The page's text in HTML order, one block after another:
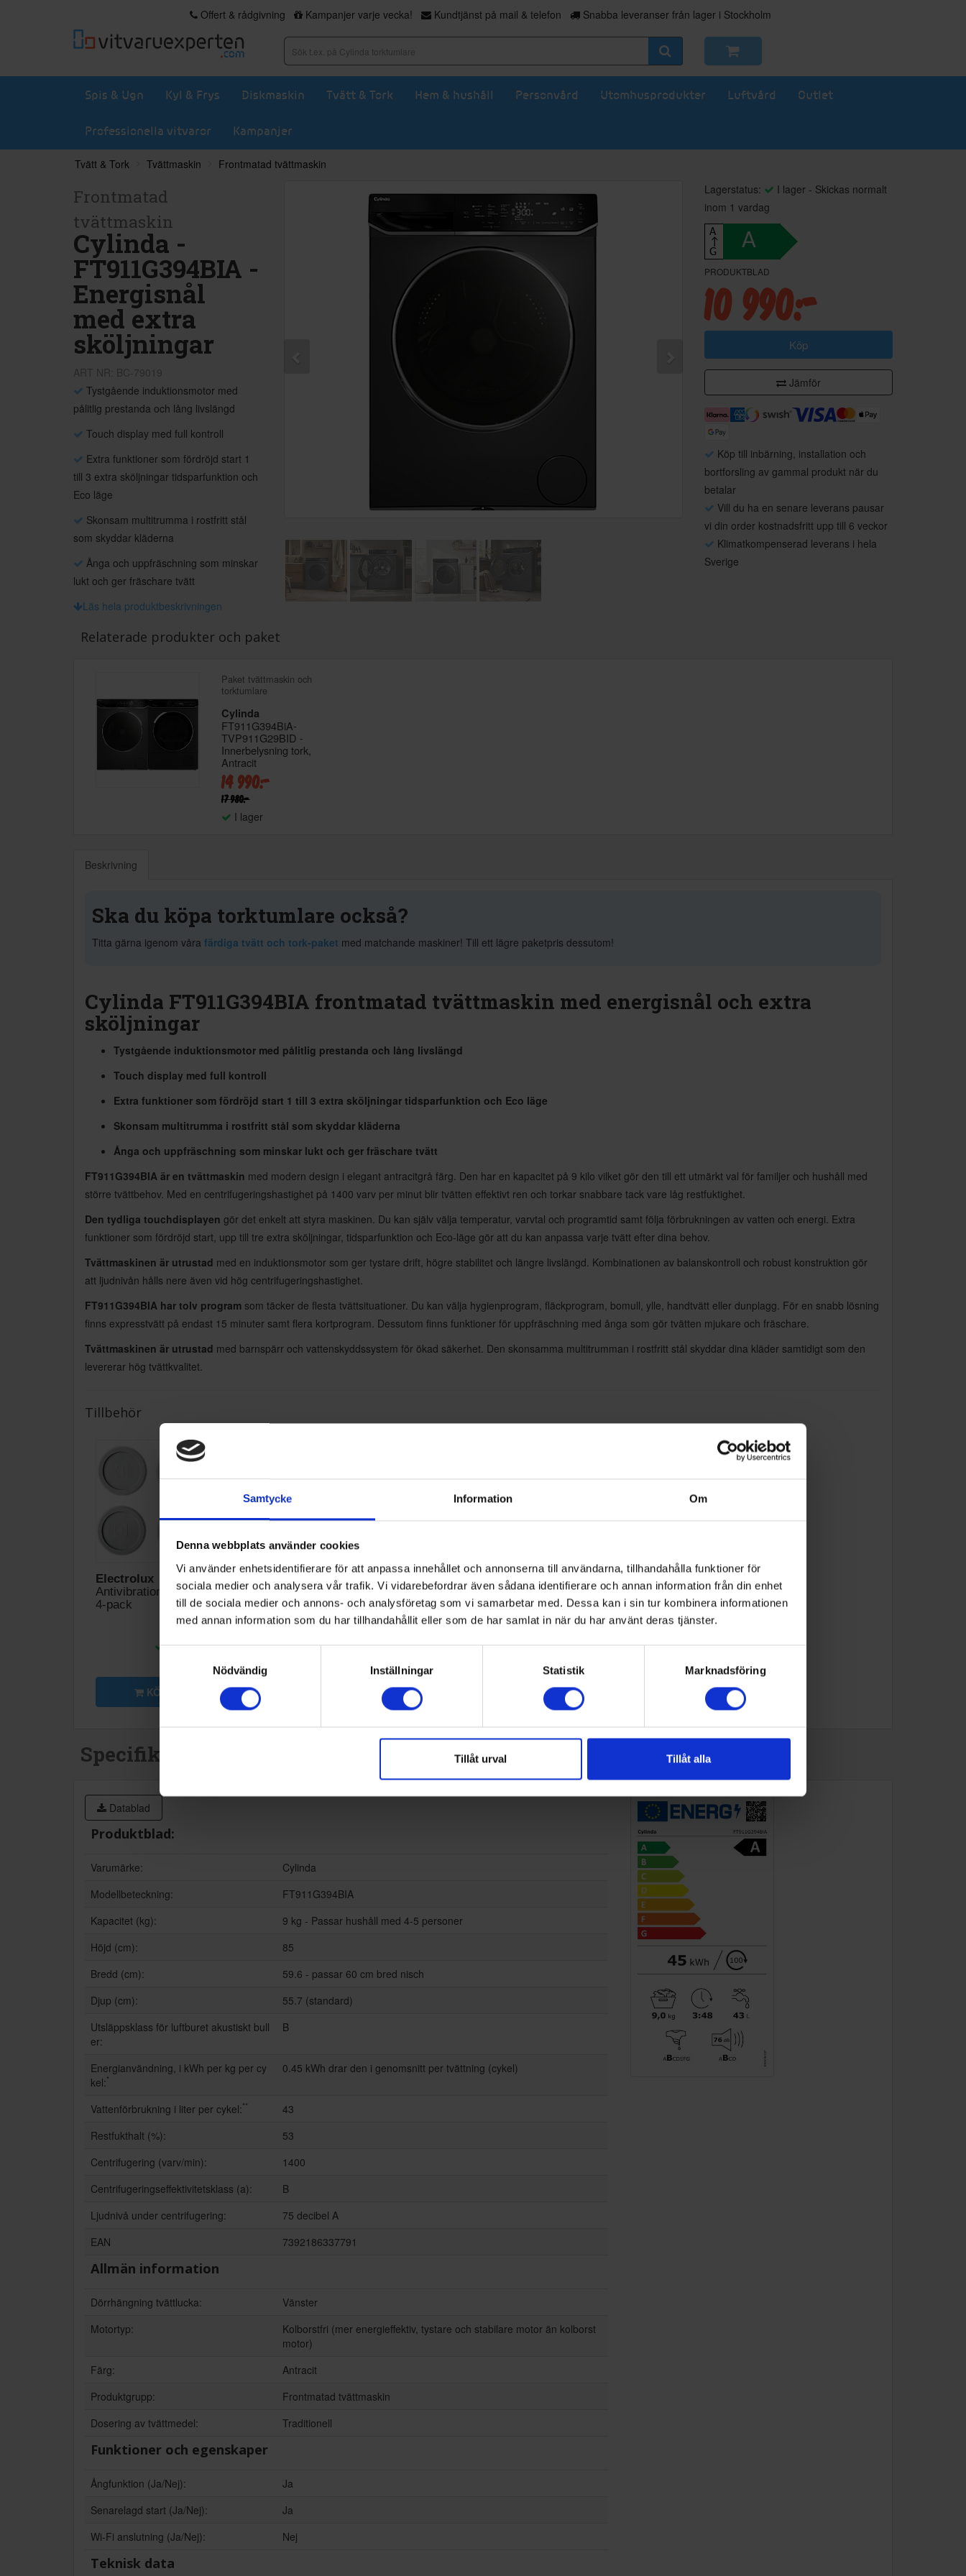
Samtycke Information Om
Denna webbplats använder cookies
Vi använder enhetsidentifierare för att anpassa innehållet och annonserna till användarna, tillhandahålla funktioner för
sociala medier och analysera vår trafik. Vi vidarebefordrar även sådana identifierare och annan information från din enhet
till de sociala medier och annons- och analysföretag som vi samarbetar med. Dessa kan i sin tur kombinera informationen
med annan information som du har tillhandahållit eller som de har samlat in när du har använt deras tjänster.
Samtyckesval
Nödvändig
Inställningar Statistik Marknadsföring
Tillåt urval Tillåt alla
Offert & rådgivning Kampanjer varje vecka! Kundtjänst på mail & telefon Snabba leveranser från lager i Stockholm
Spis & Ugn Kyl & Frys Diskmaskin Tvätt & Tork Hem & hushåll Personvård Utomhusprodukter Luftvård Outlet
Professionella vitvaror Kampanjer
Tvätt & Tork Tvättmaskin Frontmatad tvättmaskin
Frontmatad
tvättmaskin
Cylinda -
FT911G394BIA -
Energisnål
med extra
sköljningar
Tystgående induktionsmotor med
pålitlig prestanda och lång livslängd
Touch display med full kontroll
Extra funktioner som fördröjd start 1
till 3 extra sköljningar tidsparfunktion och
Eco läge
Skonsam multitrumma i rostfritt stål
som skyddar kläderna
Ånga och uppfräschning som minskar
lukt och ger fräschare tvätt
Läs hela produktbeskrivningen
Lagerstatus:
I lager - Skickas normalt
inom 1 vardag
A
↑
G
A
PRODUKTBLAD
10 990:-
Köp
Jämför
Köp till inbärning, installation och
bortforsling av gammal produkt när du
betalar
Vill du ha en senare leverans pausar
vi din order kostnadsfritt upp till 6 veckor
Klimatkompenserad leverans i hela
Sverige
Relaterade produkter och paket
Paket tvättmaskin och
torktumlare
Cylinda
FT911G394BiA-
TVP911G29BID -
Innerbelysning tork,
Antracit
14 990:-
17 980:-
I lager
Beskrivning
Ska du köpa torktumlare också?
Titta gärna igenom våra färdiga tvätt och tork-paket med matchande maskiner! Till ett lägre paketpris dessutom!
Cylinda FT911G394BIA frontmatad tvättmaskin med energisnål och extra
sköljningar
Tystgående induktionsmotor med pålitlig prestanda och lång livslängd
Touch display med full kontroll
Extra funktioner som fördröjd start 1 till 3 extra sköljningar tidsparfunktion och Eco läge
Skonsam multitrumma i rostfritt stål som skyddar kläderna
Ånga och uppfräschning som minskar lukt och ger fräschare tvätt
FT911G394BIA är en tvättmaskin med modern design i elegant antracitgrå färg. Den har en kapacitet på 9 kilo vilket gör den till ett utmärkt val för familjer och hushåll med
större tvättbehov. Med en centrifugeringshastighet på 1400 varv per minut blir tvätten effektivt ren och torkar snabbare tack vare låg restfuktighet.
Den tydliga touchdisplayen gör det enkelt att styra maskinen. Du kan själv välja temperatur, varvtal och programtid samt följa förbrukningen av vatten och energi. Extra
funktioner som fördröjd start, upp till tre extra sköljningar, tidsparfunktion och Eco-läge gör att du kan anpassa varje tvätt efter dina behov.
Tvättmaskinen är utrustad med en induktionsmotor som ger tystare drift, högre stabilitet och längre livslängd. Kombinationen av balanskontroll och robust konstruktion gör
att ljudnivån hålls nere även vid hög centrifugeringshastighet.
FT911G394BIA har tolv program som täcker de flesta tvättsituationer. Du kan välja hygienprogram, fläckprogram, bomull, ylle, handtvätt eller dunplagg. För en snabb lösning
finns expresstvätt på endast 15 minuter samt flera kortprogram. Dessutom finns funktioner för uppfräschning med ånga som gör tvätten mjukare och fräschare.
Tvättmaskinen är utrustad med barnspärr och vattenskyddssystem för ökad säkerhet. Den skonsamma multitrum­man i rostfritt stål skyddar dina kläder samtidigt som den
levererar hög tvättkvalitet.
Tillbehör
Electrolux
Antivibrationsfötter
4-pack
249:-
I lager
KÖP
Haneström
Tvättsockel 30cm
1 490:-
I lager
Specifikationer
Datablad
Produktblad:
Varumärke:
Cylinda
Modellbeteckning:
FT911G394BIA
Kapacitet (kg):
9 kg - Passar hushåll med 4-5 personer
Höjd (cm):
85
Bredd (cm):
59.6 - passar 60 cm bred nisch
Djup (cm):
55.7 (standard)
Utsläppsklass för luftburet akustiskt bull
er:
B
Energianvändning, i kWh per kg per cy
kel:*
0.45 kWh drar den i genomsnitt per tvättning (cykel)
Vattenförbrukning i liter per cykel:**
43
Restfukthalt (%):
53
Centrifugering (varv/min):
1400
Centrifugeringseffektivitetsklass (a):
B
Ljudnivå under centrifugering:
75 decibel A
EAN
7392186337791
Allmän information
Dörrhängning tvättlucka:
Vänster
Motortyp:
Kolborstfri (mer energieffektiv, tystare och stabilare motor än kolborst
motor)
Färg:
Antracit
Produktgrupp:
Frontmatad tvättmaskin
Dosering av tvättmedel:
Traditionell
Funktioner och egenskaper
Ångfunktion (Ja/Nej):
Ja
Senarelagd start (Ja/Nej):
Ja
Wi-Fi anslutning (Ja/Nej):
Nej
Teknisk data